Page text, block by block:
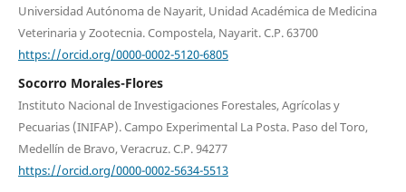
Universidad Autónoma de Nayarit, Unidad Académica de Medicina
Veterinaria y Zootecnia. Compostela, Nayarit. C.P. 63700
https://orcid.org/0000-0002-5120-6805
Socorro Morales-Flores
Instituto Nacional de Investigaciones Forestales, Agrícolas y
Pecuarias (INIFAP). Campo Experimental La Posta. Paso del Toro,
Medellín de Bravo, Veracruz. C.P. 94277
https://orcid.org/0000-0002-5634-5513